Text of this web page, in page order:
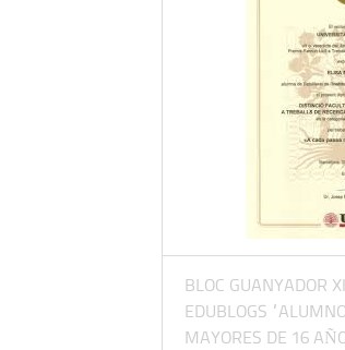
BLOC GUANYADOR
EDUBLOGS
MAYORES DE 16